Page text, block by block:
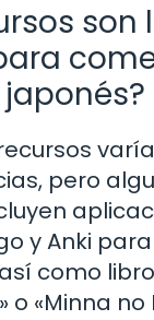
son
pero
y Anki para
como
o «Minna no